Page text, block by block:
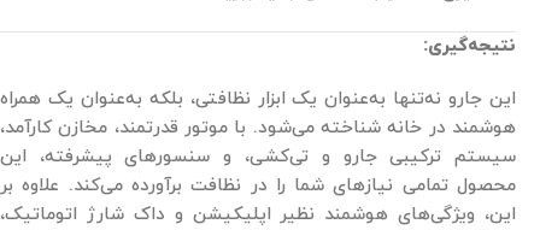
نتیجه‌گیری:
این جارو نه‌تنها به‌عنوان یک ابزار نظافتی، بلکه به‌عنوان یک همراه
هوشمند در خانه شناخته می‌شود. با موتور قدرتمند، مخازن کارآمد،
سیستم ترکیبی جارو و تی‌کشی، و سنسورهای پیشرفته، این
محصول تمامی نیازهای شما را در نظافت برآورده می‌کند. علاوه بر
این، ویژگی‌های هوشمند نظیر اپلیکیشن و داک شارژ اتوماتیک،